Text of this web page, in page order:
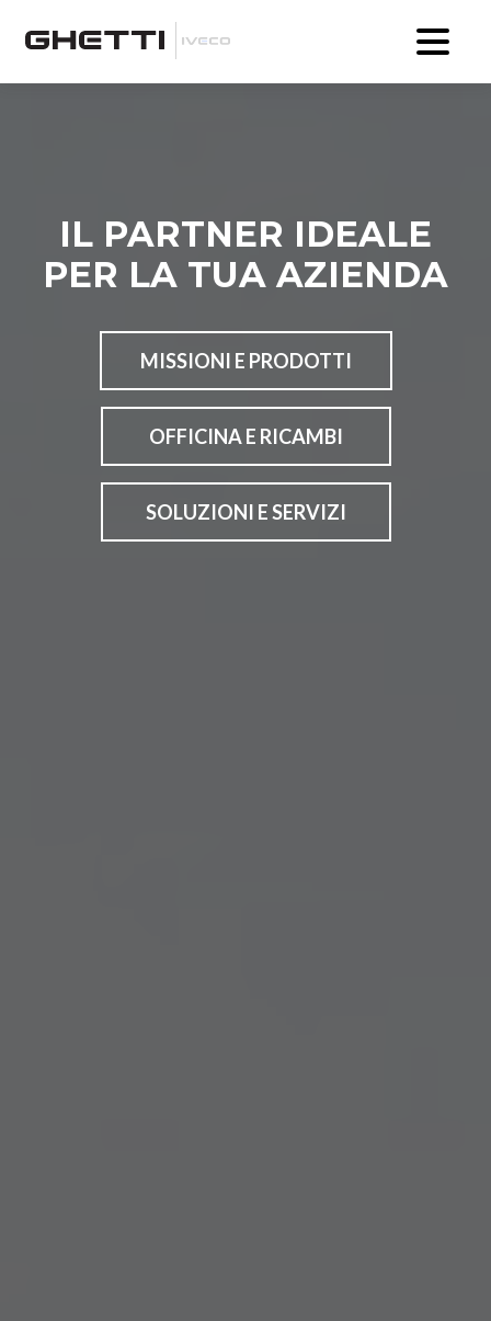
IL PARTNER IDEALE
PER LA TUA AZIENDA
MISSIONI E PRODOTTI
OFFICINA E RICAMBI
SOLUZIONI E SERVIZI